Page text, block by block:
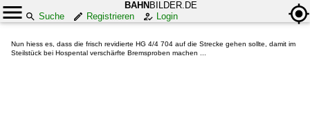
BAHN BILDER.DE
Suche
Registrieren Login
Nun hiess es, dass die frisch revidierte HG 4/4 704 auf die Strecke gehen sollte, damit im
Steilstück bei Hospental verschärfte Bremsproben machen ...